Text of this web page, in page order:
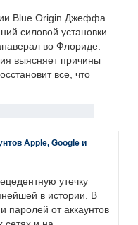
Blue Origin Джеффа
силовой установки
во Флориде.
выясняет причины
все, что
Apple, Google и
утечку
в истории. В
паролей от аккаунтов